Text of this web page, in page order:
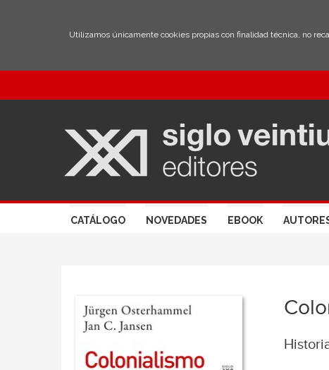
Utilizamos únicamente cookies propias con finalidad técnica, no
CATÁLOGO NOVEDADES EBOOK